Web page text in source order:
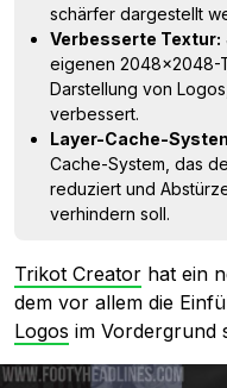
schärfer dargestellt
Verbesserte Textur:
eigenen 2048x2048-
Darstellung von
verbessert.
Layer-Cache-
Cache-System, das
reduziert und
verhindern soll.
Trikot Creator hat ein
dem vor allem die
Logos im Vordergrund